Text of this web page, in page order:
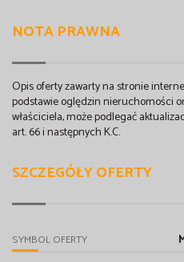
NOTA PRAWNA
Opis oferty zawarty na stronie
podstawie oględzin nieruchomości
właściciela, może podlegać
art. 66 i następnych K.C.
SZCZEGÓŁY OFERTY
SYMBOL OFERTY